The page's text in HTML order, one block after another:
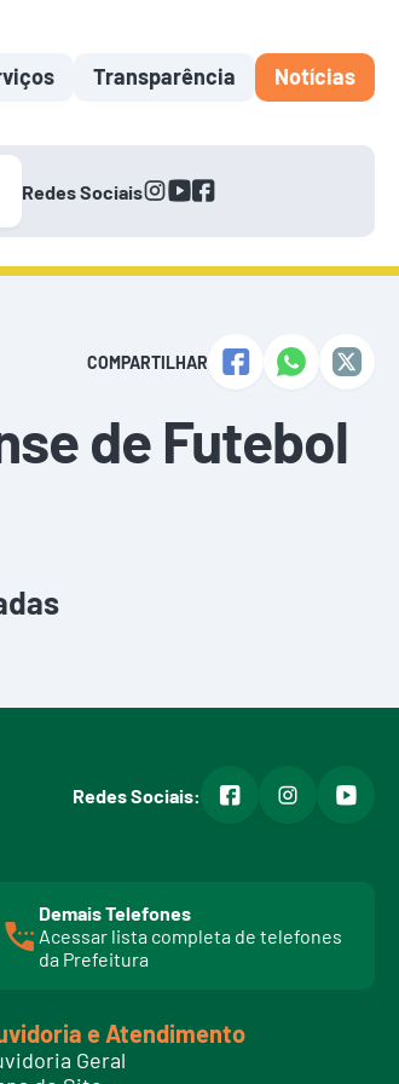
Transparência Notícias
Redes Sociaisinstagram
youtube
facebook
COMPARTILHAR
de Futebol
Redes Sociais: facebookinstagram
Demais Telefones
Acessar lista completa de telefones
da Prefeitura
l
i
t
e
l
e Atendimento
Geral